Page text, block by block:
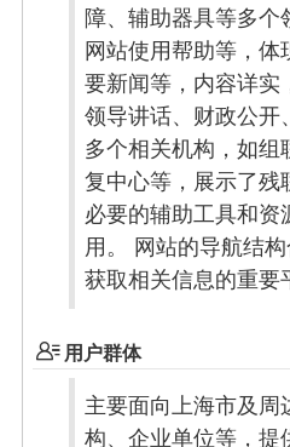
障、辅助器具等多个
网站使用帮助等，
要新闻等，内容详实
领导讲话、财政公开
多个相关机构，如组
复中心等，展示了残
必要的辅助工具和资
用。 网站的导航结
获取相关信息的重要
用户群体
主要面向上海市及周
构、企业单位等，提